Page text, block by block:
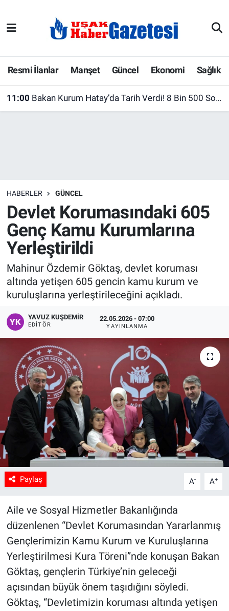
Resmi İlanlar Manşet Güncel Ekonomi Sağlık
11:00 Bakan Kurum Hatay’da Tarih Verdi! 8 Bin 500 Sosyal Konut İçin Kuralar Çekildi
HABERLER GÜNCEL
Devlet Korumasındaki 605
Genç Kamu Kurumlarına
Yerleştirildi
Mahinur Özdemir Göktaş, devlet koruması
altında yetişen 605 gencin kamu kurum ve
kuruluşlarına yerleştirileceğini açıkladı.
YAVUZ KUŞDEMIR
EDITÖR
22.05.2026 - 07:00
YAYINLANMA
Paylaş A- A+
Aile ve Sosyal Hizmetler Bakanlığında
düzenlenen “Devlet Korumasından Yararlanmış
Gençlerimizin Kamu Kurum ve Kuruluşlarına
Yerleştirilmesi Kura Töreni”nde konuşan Bakan
Göktaş, gençlerin Türkiye’nin geleceği
açısından büyük önem taşıdığını söyledi.
Göktaş, “Devletimizin koruması altında yetişen
E-Gazete
Ekonomi
Köşe Yazarları
Kültür Sanat
Manşet
Resmi İlanlar
Sağlık
Son Dakika
Spor
Uşak Haberleri
Uşak Hava Durumu
Uşak Trafik Yoğunluk Haritası